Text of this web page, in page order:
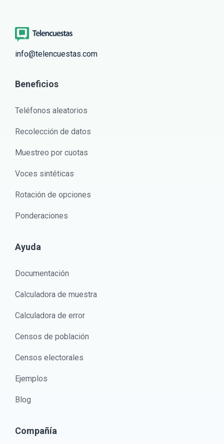
info@telencuestas.com
Beneficios
Teléfonos aleatorios
Recolección de datos
Muestreo por cuotas
Voces sintéticas
Rotación de opciones
Ponderaciones
Ayuda
Documentación
Calculadora de muestra
Calculadora de error
Censos de población
Censos electorales
Ejemplos
Blog
Compañía